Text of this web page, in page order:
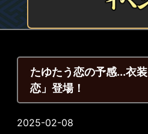
たゆたう恋の予感...衣
恋」登場！
2025-02-08